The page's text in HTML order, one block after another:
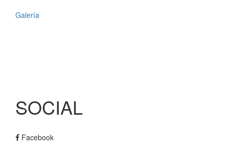
Galería
SOCIAL
Facebook